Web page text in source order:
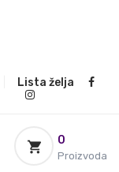
Lista želja
0
Proizvoda